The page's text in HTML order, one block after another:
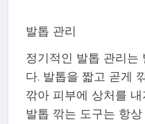
발톱 관리
정기적인 발톱 관리는
다. 발톱을 짧고 곧게
깎아 피부에 상처를
발톱 깎는 도구는 항